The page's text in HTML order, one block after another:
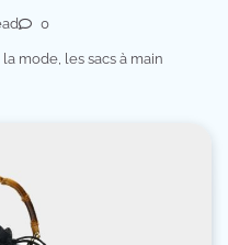
0
mode, les sacs à main